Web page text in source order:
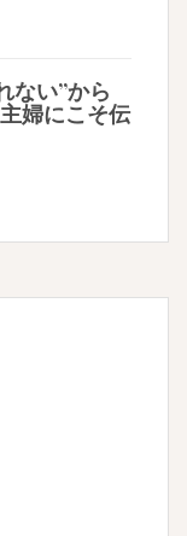
ない”から
婦にこそ伝